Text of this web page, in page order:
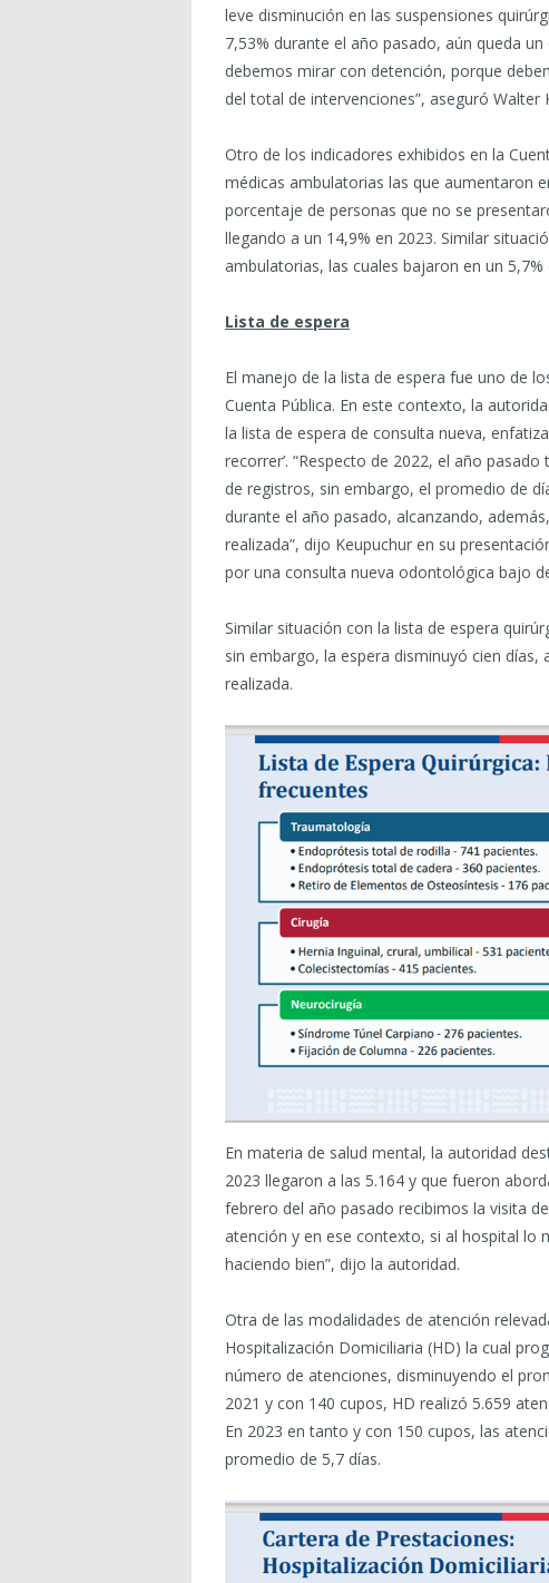
leve disminución en las suspensiones
7,53% durante el año pasado, aún queda
debemos mirar con detención, porque
del total de intervenciones”, aseguró Walter
Otro de los indicadores exhibidos en la
médicas ambulatorias las que aumentaron
porcentaje de personas que no se
llegando a un 14,9% en 2023. Similar
ambulatorias, las cuales bajaron en un
Lista de espera
El manejo de la lista de espera fue uno de
Cuenta Pública. En este contexto, la
la lista de espera de consulta nueva,
recorrer’. “Respecto de 2022, el año
de registros, sin embargo, el promedio de
durante el año pasado, alcanzando,
realizada”, dijo Keupuchur en su
por una consulta nueva odontológica bajo
Similar situación con la lista de espera
sin embargo, la espera disminuyó cien
realizada.
En materia de salud mental, la autoridad
2023 llegaron a las 5.164 y que fueron
febrero del año pasado recibimos la visita
atención y en ese contexto, si al hospital lo
haciendo bien”, dijo la autoridad.
Otra de las modalidades de atención
Hospitalización Domiciliaria (HD) la cual
número de atenciones, disminuyendo el
2021 y con 140 cupos, HD realizó 5.659
En 2023 en tanto y con 150 cupos, las
promedio de 5,7 días.